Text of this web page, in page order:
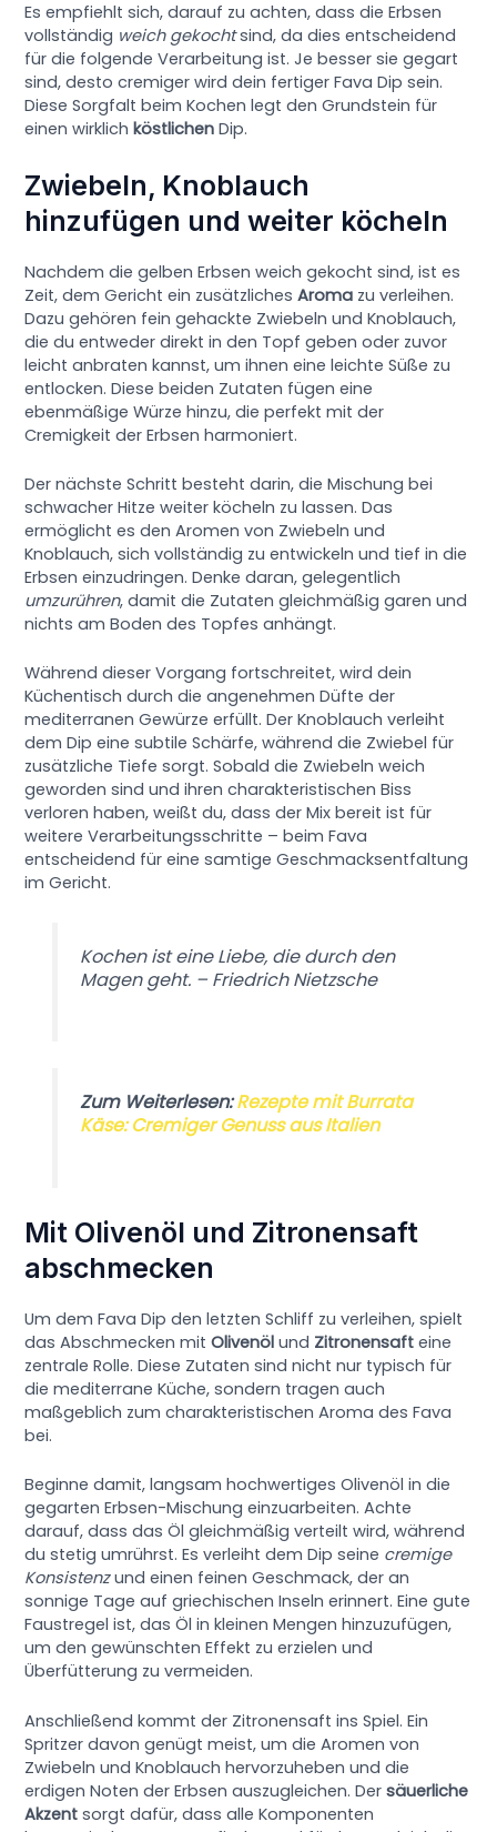
Es empfiehlt sich, darauf zu achten, dass die Erbsen
vollständig weich gekochtsind, da dies entscheidend
für die folgende Verarbeitung ist. Je besser sie gegart
sind, desto cremiger wird dein fertiger Fava Dip sein.
Diese Sorgfalt beim Kochen legt den Grundstein für
einen wirklichköstlichen Dip.
Zwiebeln, Knoblauch
hinzufügen und weiter köcheln
Nachdem die gelben Erbsen weich gekocht sind, ist es
Zeit, dem Gericht ein zusätzlichesAroma zu verleihen.
Dazu gehören fein gehackte Zwiebeln und Knoblauch,
die du entweder direkt in den Topf geben oder zuvor
leicht anbraten kannst, um ihnen eine leichte Süße zu
entlocken. Diese beiden Zutaten fügen eine
ebenmäßige Würze hinzu, die perfekt mit der
Cremigkeit der Erbsen harmoniert.
Der nächste Schritt besteht darin, die Mischung bei
schwacher Hitze weiter köcheln zu lassen. Das
ermöglicht es den Aromen von Zwiebeln und
Knoblauch, sich vollständig zu entwickeln und tief in die
Erbsen einzudringen. Denke daran, gelegentlich
umzurühren, damit die Zutaten gleichmäßig garen und
nichts am Boden des Topfes anhängt.
Während dieser Vorgang fortschreitet, wird dein
Küchentisch durch die angenehmen Düfte der
mediterranen Gewürze erfüllt. Der Knoblauch verleiht
dem Dip eine subtile Schärfe, während die Zwiebel für
zusätzliche Tiefe sorgt. Sobald die Zwiebeln weich
geworden sind und ihren charakteristischen Biss
verloren haben, weißt du, dass der Mix bereit ist für
weitere Verarbeitungsschritte – beim Fava
entscheidend für eine samtige Geschmacksentfaltung
im Gericht.
Kochen ist eine Liebe, die durch den
Magen geht. – Friedrich Nietzsche
Zum Weiterlesen:Rezepte mit Burrata
Käse: Cremiger Genuss aus Italien
Mit Olivenöl und Zitronensaft
abschmecken
Um dem Fava Dip den letzten Schliff zu verleihen, spielt
das Abschmecken mitOlivenöl und Zitronensaft eine
zentrale Rolle. Diese Zutaten sind nicht nur typisch für
die mediterrane Küche, sondern tragen auch
maßgeblich zum charakteristischen Aroma des Fava
bei.
Beginne damit, langsam hochwertiges Olivenöl in die
gegarten Erbsen-Mischung einzuarbeiten. Achte
darauf, dass das Öl gleichmäßig verteilt wird, während
du stetig umrührst. Es verleiht dem Dip seine cremige
Konsistenzund einen feinen Geschmack, der an
sonnige Tage auf griechischen Inseln erinnert. Eine gute
Faustregel ist, das Öl in kleinen Mengen hinzuzufügen,
um den gewünschten Effekt zu erzielen und
Überfütterung zu vermeiden.
Anschließend kommt der Zitronensaft ins Spiel. Ein
Spritzer davon genügt meist, um die Aromen von
Zwiebeln und Knoblauch hervorzuheben und die
erdigen Noten der Erbsen auszugleichen. Dersäuerliche
Akzent sorgt dafür, dass alle Komponenten